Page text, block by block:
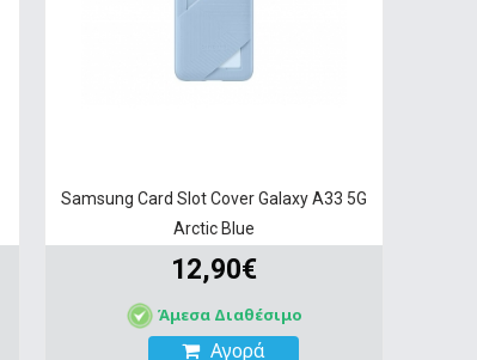
Samsung Card Slot Cover Galaxy A33 5G
Arctic Blue
12,90€
Άμεσα Διαθέσιμο
Αγορά